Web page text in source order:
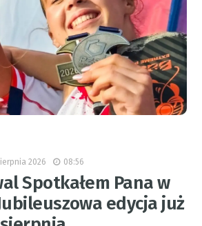
2026 08:56
Spotkałem Pana w
edycja już